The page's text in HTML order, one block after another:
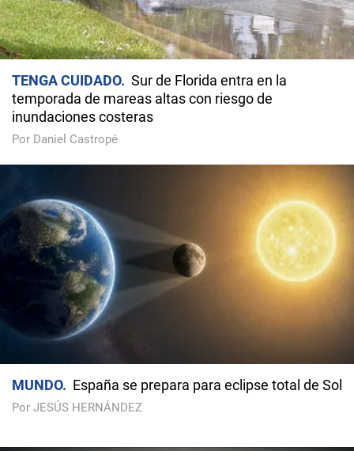
TENGA CUIDADO
Sur de Florida entra en la
temporada de mareas altas con riesgo de
inundaciones costeras
Por Daniel Castropé
MUNDO España se prepara para eclipse total de Sol
Por JESÚS HERNÁNDEZ